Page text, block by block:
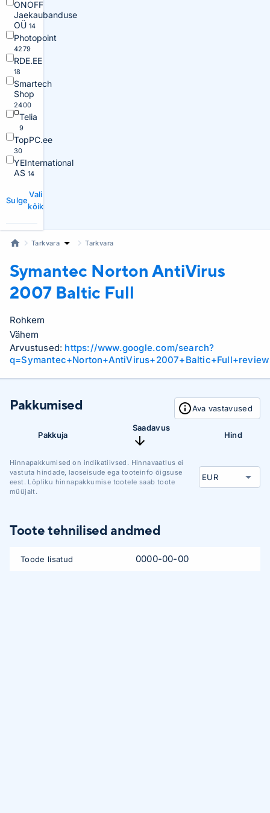
ONOFF
Jaekaubanduse
OÜ 14
Photopoint
4279
RDE.EE
18
Smartech
Shop
2400
Telia
9
TopPC.ee
30
YEInternational
AS 14
Sulge
Vali
kõik
Tarkvara Tarkvara
Symantec Norton AntiVirus
2007 Baltic Full
Rohkem
Vähem
Arvustused: https://www.google.com/search?
q=Symantec+Norton+AntiVirus+2007+Baltic+Full+review
Pakkumised Ava vastavused
Pakkuja
Saadavus
Hind
Hinnapakkumised on indikatiivsed. Hinnavaatlus ei
vastuta hindade, laoseisude ega tooteinfo õigsuse
eest. Lõpliku hinnapakkumise tootele saab toote
müüjalt.
Toote tehnilised andmed
Toode lisatud 0000-00-00